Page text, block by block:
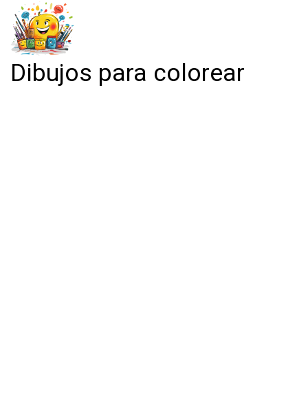
Dibujos para colorear